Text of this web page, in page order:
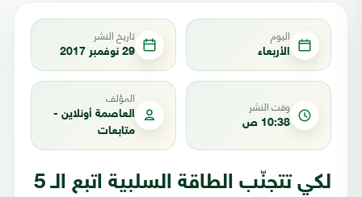
اليوم
الأربعاء
تاريخ النشر
29 نوفمبر 2017
وقت النشر
10:38 ص
المؤلف
العاصمة أونلاين -
متابعات
لكي تتجنّب الطاقة السلبية اتبع الـ 5